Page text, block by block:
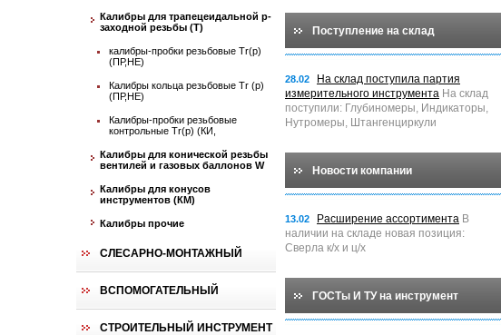
Калибры для трапецеидальной p-
заходной резьбы (T)
калибры-пробки резьбовые Tr(p)
(ПР,НЕ)
Калибры кольца резьбовые Tr (p)
(ПР,НЕ)
Калибры-пробки резьбовые
контрольные Tr(p) (КИ,
Калибры для конической резьбы
вентилей и газовых баллонов W
Калибры для конусов
инструментов (КМ)
Калибры прочие
СЛЕСАРНО-МОНТАЖНЫЙ
ВСПОМОГАТЕЛЬНЫЙ
СТРОИТЕЛЬНЫЙ ИНСТРУМЕНТ
Поступление на склад
28.02
На склад поступила партия
измерительного инструмента На склад
поступили: Глубиномеры, Индикаторы,
Нутромеры, Штангенциркули
Новости компании
13.02 Расширение ассортимента В
наличии на складе новая позиция:
Сверла к/х и ц/х
ГОСТы И ТУ на инструмент